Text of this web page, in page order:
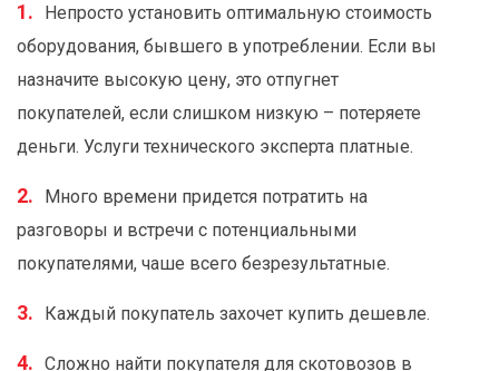
Непросто установить оптимальную стоимость
оборудования, бывшего в употреблении. Если вы
назначите высокую цену, это отпугнет
покупателей, если слишком низкую – потеряете
деньги. Услуги технического эксперта платные.
Много времени придется потратить на
разговоры и встречи с потенциальными
покупателями, чаше всего безрезультатные.
Каждый покупатель захочет купить дешевле.
Сложно найти покупателя для скотовозов в